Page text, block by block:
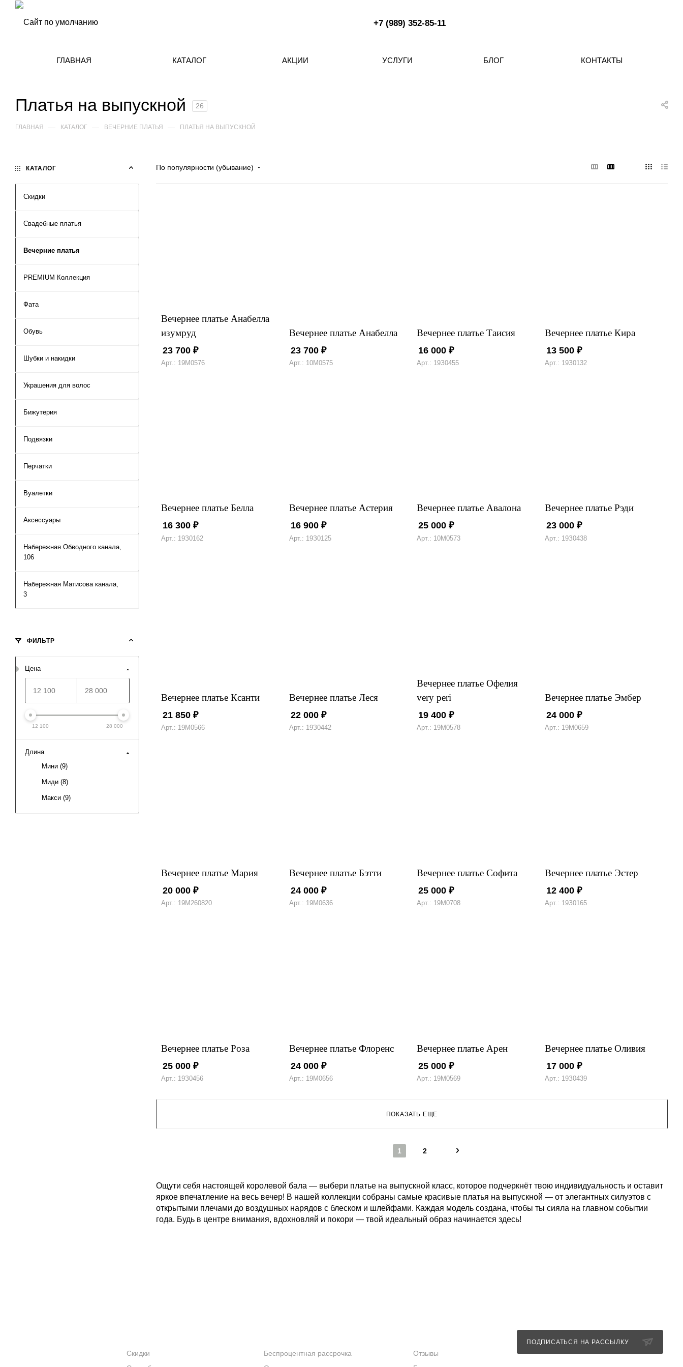
+7 (989) 352-85-11
ГЛАВНАЯ КАТАЛОГ АКЦИИ УСЛУГИ БЛОГ КОНТАКТЫ
Платья на выпускной 26
ГЛАВНАЯ — КАТАЛОГ — ВЕЧЕРНИЕ ПЛАТЬЯ — ПЛАТЬЯ НА ВЫПУСКНОЙ
По популярности (убывание)
Вечернее платье Анабелла
изумруд
23 700 ₽
Арт.: 19М0576
Вечернее платье Анабелла
23 700₽
Арт.: 10М0575
Вечернее платье Таисия
16 000 ₽
Арт.: 19З0455
Вечернее платье Кира
13 500₽
Арт.: 19З0132
Вечернее платье Белла
16 300 ₽
Арт.: 19З0162
Вечернее платье Астерия
16 900₽
Арт.: 19З0125
Вечернее платье Авалона
25 000 ₽
Арт.: 10М0573
Вечернее платье Рэди
23 000₽
Арт.: 19З0438
Вечернее платье Ксанти
21 850 ₽
Арт.: 19М0566
Вечернее платье Леся
22 000₽
Арт.: 19З0442
Вечернее платье Офелия
very peri
19 400 ₽
Арт.: 19М0578
Вечернее платье Эмбер
24 000₽
Арт.: 19М0659
Вечернее платье Мария
20 000 ₽
Арт.: 19М260820
Вечернее платье Бэтти
24 000₽
Арт.: 19М0636
Вечернее платье Софита
25 000 ₽
Арт.: 19М0708
Вечернее платье Эстер
12 400₽
Арт.: 19З0165
Вечернее платье Роза
25 000 ₽
Арт.: 19З0456
Вечернее платье Флоренс
24 000₽
Арт.: 19М0656
Вечернее платье Арен
25 000 ₽
Арт.: 19М0569
Вечернее платье Оливия
17 000₽
Арт.: 19З0439
ПОКАЗАТЬ ЕЩЕ
1 2
Ощути себя настоящей королевой бала — выбери платье на выпускной класс, которое подчеркнёт твою индивидуальность и оставит
яркое впечатление на весь вечер! В нашей коллекции собраны самые красивые платья на выпускной — от элегантных силуэтов с
открытыми плечами до воздушных нарядов с блеском и шлейфами. Каждая модель создана, чтобы ты сияла на главном событии
года. Будь в центре внимания, вдохновляй и покори — твой идеальный образ начинается здесь!
КАТАЛОГ
Скидки
Свадебные платья
Вечерние платья
PREMIUM Коллекция
Фата
Обувь
Шубки и накидки
Украшения для волос
Бижутерия
Подвязки
Перчатки
Вуалетки
Аксессуары
Набережная Обводного канала,
106
Набережная Матисова канала,
3
ФИЛЬТР
Цена
12 100 28 000
Длина
Мини (9)
Миди (8)
Макси (9)
Скидки
Беспроцентная рассрочка
Отзывы
ПОДПИСАТЬСЯ НА РАССЫЛКУ